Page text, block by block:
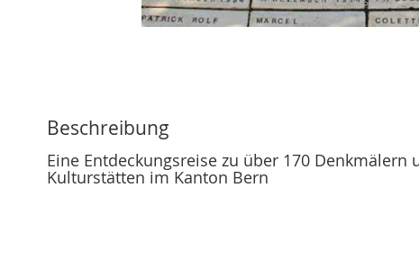
of
images
gallery
Beschreibung
Eine Entdeckungsreise zu über 170 Denkmälern
Kulturstätten im Kanton Bern